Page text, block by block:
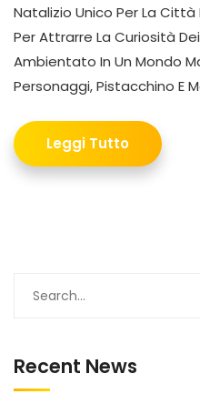
Natalizio Unico Per La
Per Attrarre La Curiosità
Ambientato In Un Mondo
Personaggi, Pistacchino E
Leggi Tutto
Recent News